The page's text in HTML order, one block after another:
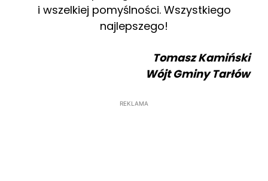
i wszelkiej pomyślności. Wszystkiego
najlepszego!
Tomasz Kamiński
Wójt Gminy Tarłów
REKLAMA